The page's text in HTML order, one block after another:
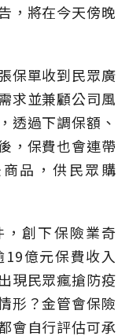
，將在今天傍晚
保單收到民眾廣
求並兼顧公司風
透過下調保額、
，保費也會連帶
品，供民眾購
創下保險業奇
億元保費收入
現民眾瘋搶防疫
形？金管會保險
會自行評估可承